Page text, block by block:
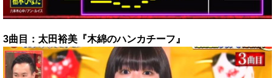
3曲目：太田裕美『木綿のハンカチーフ』